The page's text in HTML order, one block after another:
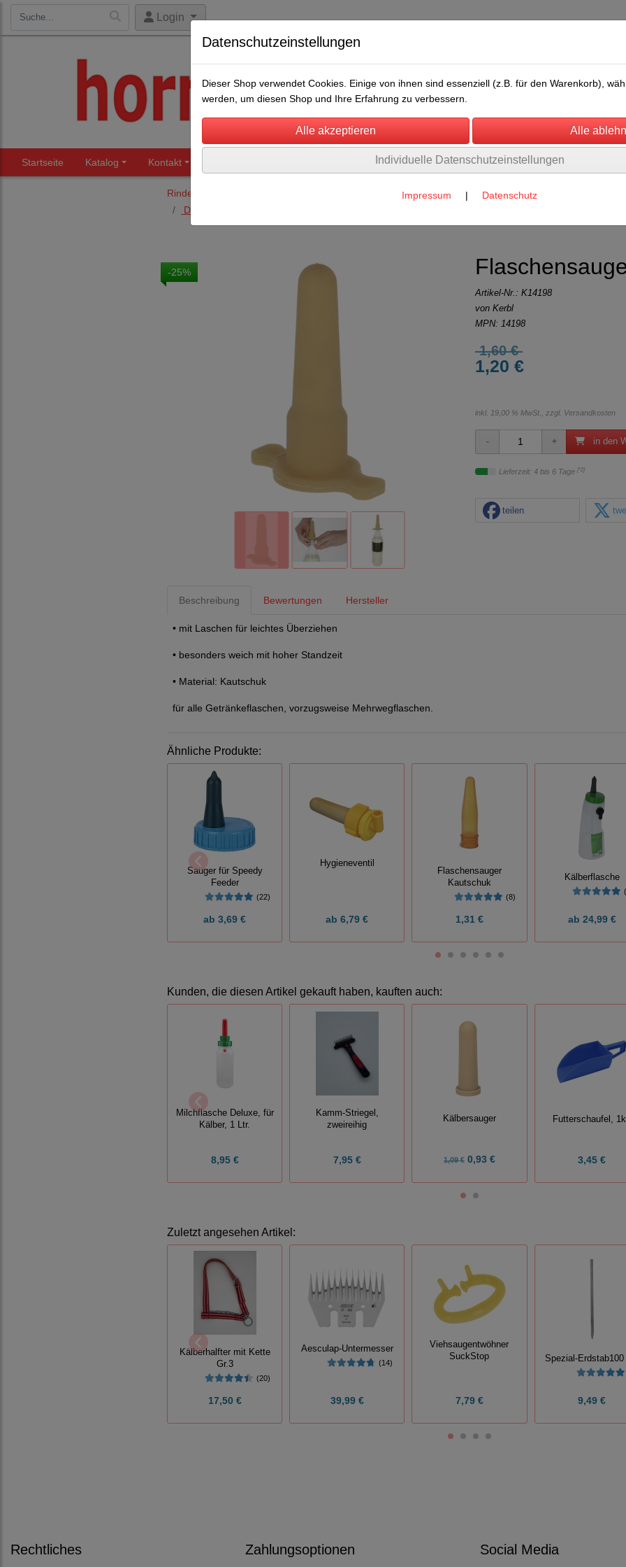
Login
Startseite Katalog Kontakt Über uns Umwelt Rechtliches
Rinderhaltung
Drencher, Tränkeflaschen, Eimer und Sauger
-25%
Artikel-Nr.: K14198
von Kerbl
MPN: 14198
1,60 €
1,20 €
inkl. 19,00 % MwSt., zzgl. Versandkosten
in den
Lieferzeit: 4 bis 6 Tage [*2]
teilen
Beschreibung Bewertungen Hersteller
• mit Laschen für leichtes Überziehen
• besonders weich mit hoher Standzeit
• Material: Kautschuk
für alle Getränkeflaschen, vorzugsweise Mehrwegflaschen.
Ähnliche Produkte:
Sauger für Speedy
Feeder
(22)
ab 3,69 €
Hygieneventil
ab 6,79 €
Flaschensauger
Kautschuk
(8)
1,31 €
Kälberflasche
ab 24,99 €
Kunden, die diesen Artikel gekauft haben, kauften auch:
Milchflasche Deluxe, für
Kälber, 1 Ltr.
8,95 €
Kamm-Striegel,
zweireihig
7,95 €
Kälbersauger
1,09 €0,93 €
Futterschaufel,
3,45 €
Zuletzt angesehen Artikel:
Kälberhalfter mit Kette
Gr.3
(20)
17,50 €
Aesculap-Untermesser
(14)
39,99 €
Viehsaugentwöhner
SuckStop
7,79 €
Spezial-Erdstab100
9,49 €
Rechtliches Zahlungsoptionen Social Media
Datenschutzeinstellungen
Dieser Shop verwendet Cookies. Einige von ihnen sind essenziell (z.B. für den Warenkorb),
werden, um diesen Shop und Ihre Erfahrung zu verbessern.
Individuelle Datenschutzeinstellungen
Impressum | Datenschutz